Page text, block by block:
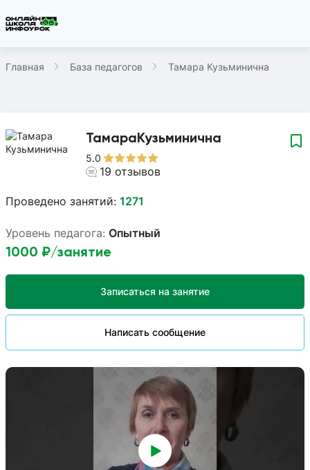
Главная База педагогов Тамара Кузьминична
ТамараКузьминична
5.0
19 отзывов
Проведено занятий: 1271
Уровень педагога: Опытный
1000 ₽/занятие
Записаться на занятие
Написать сообщение